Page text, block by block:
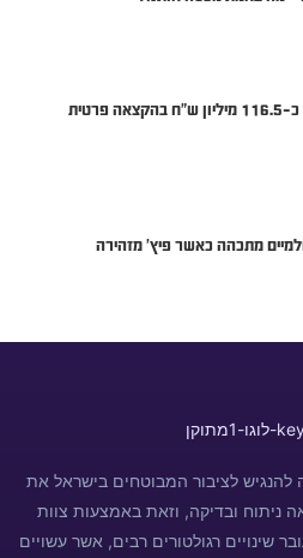
SKN | ווישור גלובל-טק גייסה כ-116.5 מיליון ש”ח בהקצאה פרטית
מתכהה כאשר פיץ’ מזהירה
להנגיש לציבור המבוטחים בישראל את
ניתוח ובדיקה, וזאת באמצעות צוות
שינויים רגולטורים רבים, אשר עשויים